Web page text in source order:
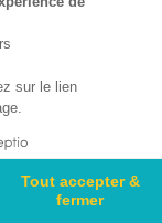
sur le lien
Tout accepter &
fermer